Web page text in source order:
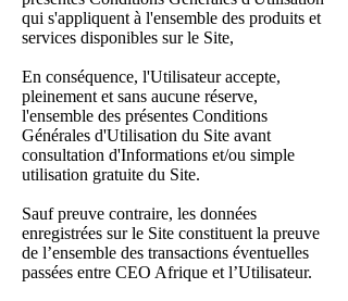
qui s'appliquent à l'ensemble des produits et
services disponibles sur le Site,
En conséquence, l'Utilisateur accepte,
pleinement et sans aucune réserve,
l'ensemble des présentes Conditions
Générales d'Utilisation du Site avant
consultation d'Informations et/ou simple
utilisation gratuite du Site.
Sauf preuve contraire, les données
enregistrées sur le Site constituent la preuve
de l’ensemble des transactions éventuelles
passées entre CEO Afrique et l’Utilisateur.